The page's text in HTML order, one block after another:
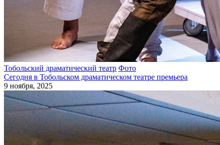
Тобольский драматический театр Фото
Сегодня в Тобольском драматическом театре премьера
9 ноября, 2025